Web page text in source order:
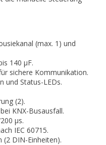
(max. 1) und
140 µF.
sichere Kommunikation.
und Status-LEDs.
(2).
KNX-Busausfall.
µs.
IEC 60715.
(2 DIN-Einheiten).